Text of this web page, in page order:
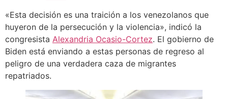
«Esta decisión es una traición a los venezolanos que
huyeron de la persecución y la violencia», indicó la
congresista Alexandria Ocasio-Cortez. El gobierno de
Biden está enviando a estas personas de regreso al
peligro de una verdadera caza de migrantes
repatriados.